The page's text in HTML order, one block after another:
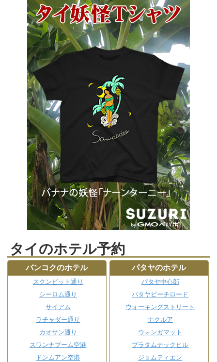
タイのホテル予約
バンコクのホテル
スクンビット通り
シーロム通り
サイアム
ラチャダー通り
カオサン通り
スワンナプーム空港
ドンムアン空港
パタヤのホテル
パタヤ中心部
パタヤビーチロード
ウォーキングストリート
ナクルア
ウォンガマット
プラタムナックヒル
ジョムティエン